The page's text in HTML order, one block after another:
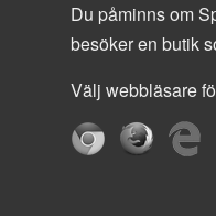
Du påminns om
besöker en butik
Välj webbläsare